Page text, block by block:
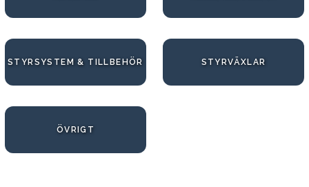
STYRSYSTEM & TILLBEHÖR STYRVÄXLAR
ÖVRIGT